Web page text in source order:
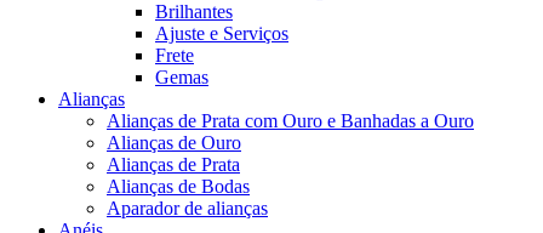
Brilhantes
Ajuste e Serviços
Frete
Gemas
Alianças
Alianças de Prata com Ouro e Banhadas a Ouro
Alianças de Ouro
Alianças de Prata
Alianças de Bodas
Aparador de alianças